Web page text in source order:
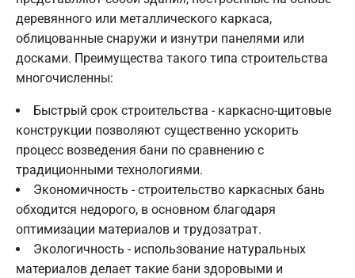
деревянного или металлического каркаса,
облицованные снаружи и изнутри панелями или
досками. Преимущества такого типа строительства
многочисленны:
Быстрый срок строительства - каркасно-щитовые
конструкции позволяют существенно ускорить
процесс возведения бани по сравнению с
традиционными технологиями.
Экономичность - строительство каркасных бань
обходится недорого, в основном благодаря
оптимизации материалов и трудозатрат.
Экологичность - использование натуральных
материалов делает такие бани здоровыми и